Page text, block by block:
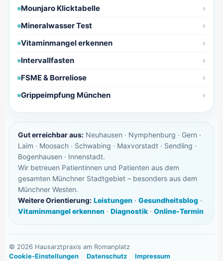
Mounjaro Klicktabelle
Mineralwasser Test
Vitaminmangel erkennen
Intervallfasten
FSME & Borreliose
Grippeimpfung München
Gut erreichbar aus:Neuhausen · Nymphenburg · Gern ·
Laim · Moosach · Schwabing · Maxvorstadt · Sendling ·
Bogenhausen · Innenstadt.
Wir betreuen Patientinnen und Patienten aus dem
gesamten Münchner Stadtgebiet – besonders aus dem
Münchner Westen.
Weitere Orientierung: Leistungen· Gesundheitsblog·
Vitaminmangel erkennen· Diagnostik· Online-Termin
© 2026Hausarztpraxis am Romanplatz
Cookie-Einstellungen
Datenschutz Impressum